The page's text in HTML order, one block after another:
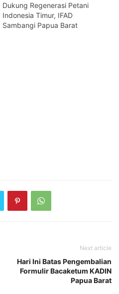
Dukung Regenerasi Petani
Indonesia Timur, IFAD
Sambangi Papua Barat
Next article
Hari Ini Batas Pengembalian
Formulir Bacaketum KADIN
Papua Barat